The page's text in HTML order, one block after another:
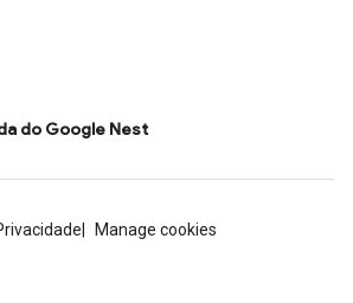
do Google Nest
Manage cookies